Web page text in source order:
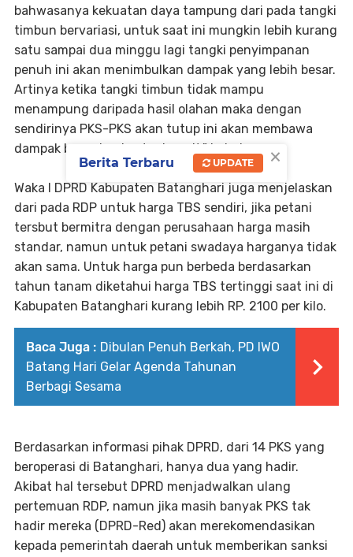
bahwasanya kekuatan daya tampung dari pada tangki
timbun bervariasi, untuk saat ini mungkin lebih kurang
satu sampai dua minggu lagi tangki penyimpanan
penuh ini akan menimbulkan dampak yang lebih besar.
Artinya ketika tangki timbun tidak mampu
menampung daripada hasil olahan maka dengan
sendirinya PKS-PKS akan tutup ini akan membawa
dampak besar bagi petani sawit," imbuhnya.
Waka I DPRD Kabupaten Batanghari juga menjelaskan
dari pada RDP untuk harga TBS sendiri, jika petani
tersbut bermitra dengan perusahaan harga masih
standar, namun untuk petani swadaya harganya tidak
akan sama. Untuk harga pun berbeda berdasarkan
tahun tanam diketahui harga TBS tertinggi saat ini di
Kabupaten Batanghari kurang lebih RP. 2100 per kilo.
Baca Juga : Dibulan Penuh Berkah, PD IWO
Batang Hari Gelar Agenda Tahunan
Berbagi Sesama
Berdasarkan informasi pihak DPRD, dari 14 PKS yang
beroperasi di Batanghari, hanya dua yang hadir.
Akibat hal tersebut DPRD menjadwalkan ulang
pertemuan RDP, namun jika masih banyak PKS tak
hadir mereka (DPRD-Red) akan merekomendasikan
kepada pemerintah daerah untuk memberikan sanksi
×
Berita Terbaru UPDATE